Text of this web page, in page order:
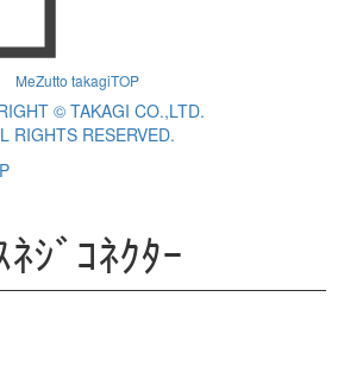
MeZutto takagiTOP
© TAKAGI CO.,LTD.
RIGHTS RESERVED.
ｼﾞｺﾈｸﾀｰ